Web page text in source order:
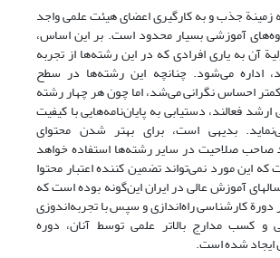
زمینة جذب و به کارگیری اعضای هیئت علمی واجد
آموزشی بسیار محدود است. بر این اساس،
آن به یاری افرادی که در این رشته‌ها از تجربه
اداره می‌شود. چنانچه این رشته‌ها در سطح
احساس نگرانی می‌شد، اما چون هر چهار رشته
فعالند، دستیابی به پایان‌نامه‌هایی با کیفیت
بدیهی است، برای بهتر شدن محتوای
صاحب صلاحیت در سایر رشته‌ها استفاده خواهد
این مورد نمی‌تواند تضمین کننده اعتبار محتوا
آموزش عالی در ایران این‌گونه بوده است که
دورة کارشناسی راه‌اندازی و سپس با تجربه‌اندوزی
و کسب مدارج بالاتر علمی توسط آنان، دوره
ایجاد شده است.